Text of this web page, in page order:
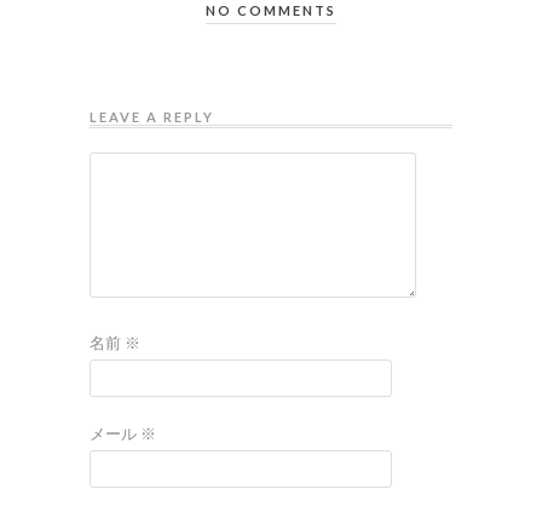
NO COMMENTS
LEAVE A REPLY
名前 ※
メール ※